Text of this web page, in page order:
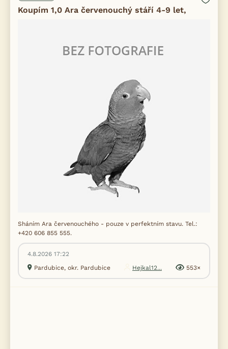
Koupím 1,0 Ara červenouchý stáří 4-9 let,
Sháním Ara červenouchého - pouze v perfektním stavu. Tel.:
+420 606 855 555.
4.8.2026 17:22
Pardubice, okr. Pardubice
Hejkal12... 553×